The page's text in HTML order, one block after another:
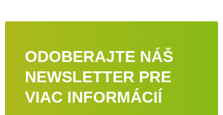
ODOBERAJTE NÁŠ
NEWSLETTER PRE
VIAC INFORMÁCIÍ